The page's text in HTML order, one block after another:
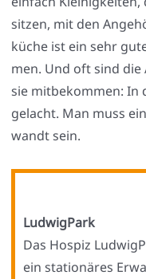
sit­zen, mit den
kü­che ist ein sehr
men. Und oft sind
sie mit­be­kom­men: In
gelacht. Man muss
wandt sein.
Lud­wig­Park
Das Hos­piz
ein sta­tio­nä­res